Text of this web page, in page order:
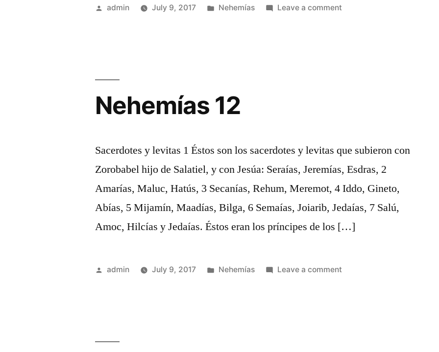
Posted
admin July 9, 2017
Posted
Nehemías Leave a commenton
Nehemías 12
Sacerdotes y levitas 1 Éstos son los sacerdotes y levitas que subieron con
Zorobabel hijo de Salatiel, y con Jesúa: Seraías, Jeremías, Esdras, 2
Amarías, Maluc, Hatús, 3 Secanías, Rehum, Meremot, 4 Iddo, Gineto,
Abías, 5 Mijamín, Maadías, Bilga, 6 Semaías, Joiarib, Jedaías, 7 Salú,
Amoc, Hilcías y Jedaías. Éstos eran los príncipes de los […]
Posted
admin July 9, 2017
Posted
Nehemías Leave a commenton